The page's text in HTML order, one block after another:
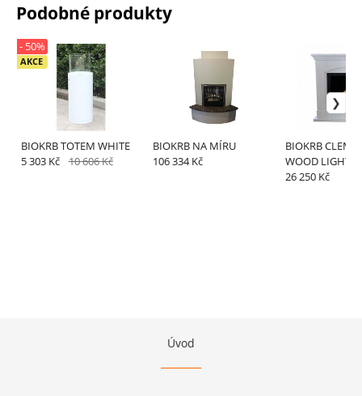
Podobné produkty
BIOKRB TOTEM WHITE
AKCE
- 50%
5 303 Kč 10 606 Kč
BIOKRB NA MÍRU
106 334 Kč
BIOKRB
WOOD LIGHT
26 250 Kč
Úvod